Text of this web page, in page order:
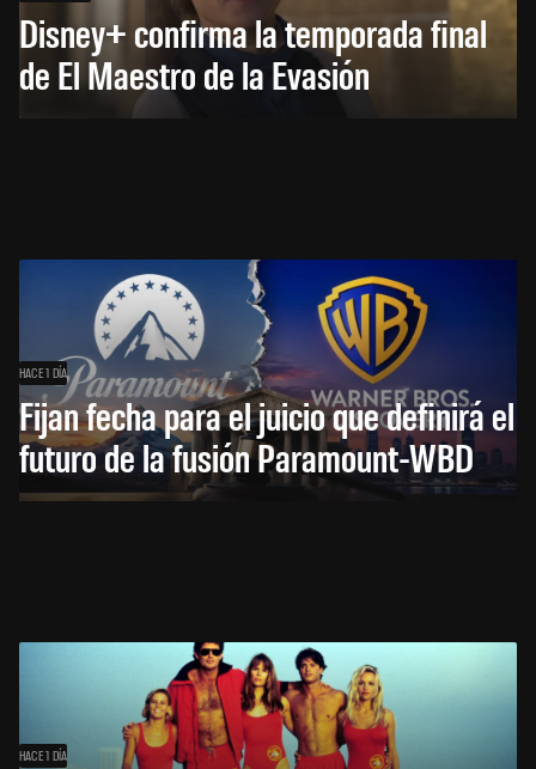
Disney+ confirma la temporada final
de El Maestro de la Evasión
HACE 1 DÍA
Fijan fecha para el juicio que definirá el
futuro de la fusión Paramount-WBD
HACE 1 DÍA